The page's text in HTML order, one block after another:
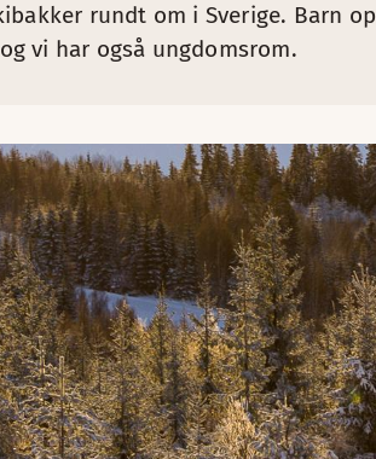
rundt om i Sverige. Barn
vi har også ungdomsrom.